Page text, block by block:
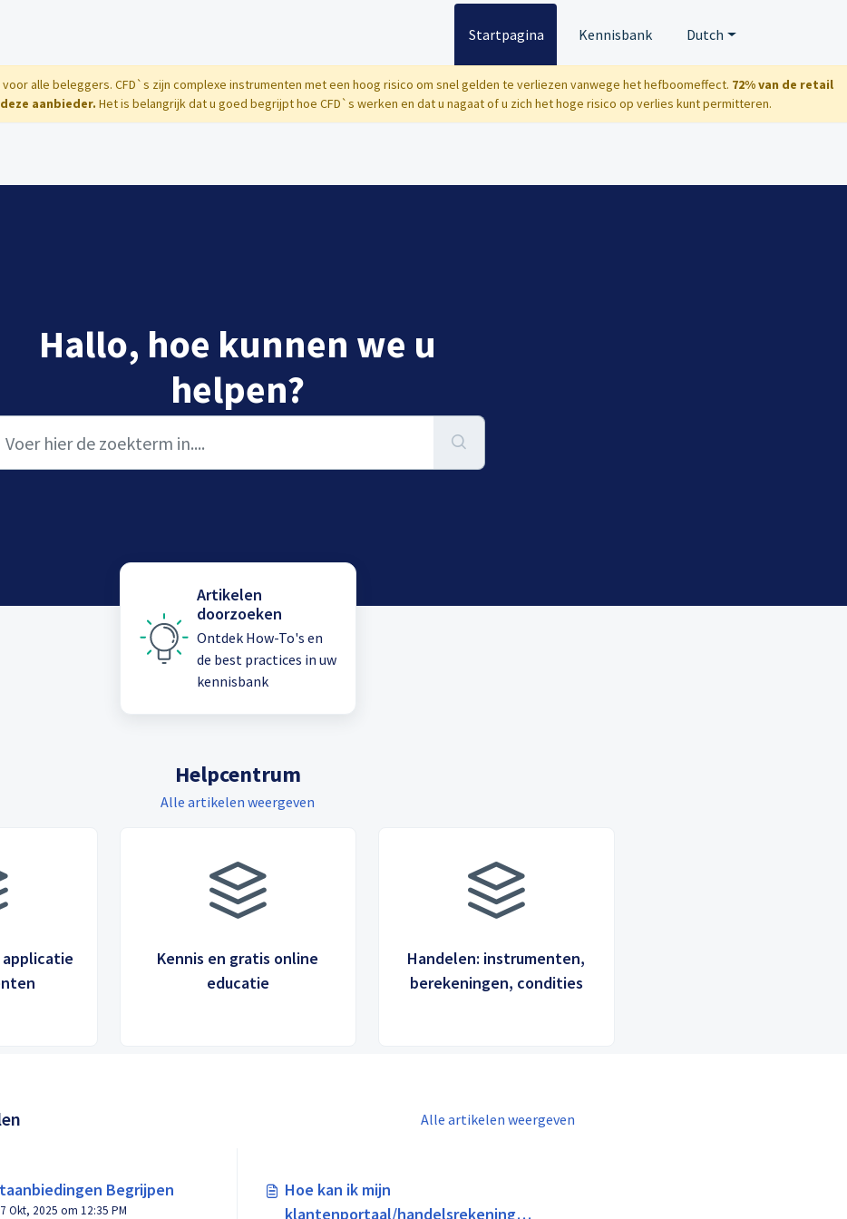
Startpagina Kennisbank Dutch
alle beleggers. CFD`s zijn complexe instrumenten met een hoog risico om snel gelden te verliezen vanwege het hefboomeffect. 72% van de retail
aanbieder. Het is belangrijk dat u goed begrijpt hoe CFD`s werken en dat u nagaat of u zich het hoge risico op verlies kunt permitteren.
Hallo, hoe kunnen we u
helpen?
Artikelen
doorzoeken
Ontdek How-To's en
de best practices in uw
kennisbank
Helpcentrum
Alle artikelen weergeven
Kennis en gratis online
educatie
Handelen: instrumenten,
berekeningen, condities
Alle artikelen weergeven
Begrijpen
Okt, 2025 om 12:35 PM
Hoe kan ik mijn
klantenportaal/handelsrekening